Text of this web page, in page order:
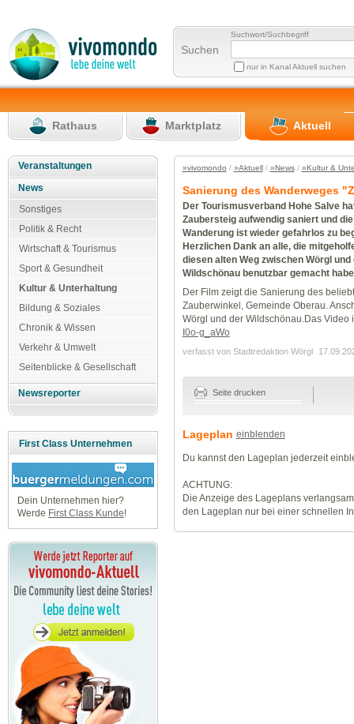
Suchen
Suchwort/Suchbegriff
nur in Kanal Aktuell suchen
Rathaus Marktplatz Aktuell
Veranstaltungen
News
Sonstiges
Politik & Recht
Wirtschaft & Tourismus
Sport & Gesundheit
Kultur & Unterhaltung
Bildung & Soziales
Chronik & Wissen
Verkehr & Umwelt
Seitenblicke & Gesellschaft
Newsreporter
First Class Unternehmen
Dein Unternehmen hier?
Werde First Class Kunde!
»vivomondo / »Aktuell/ »News/ »Kultur &
Sanierung des Wanderweges
Der Tourismusverband Hohe Salve
Zaubersteig aufwendig saniert und
Wanderung ist wieder gefahrlos zu
Herzlichen Dank an alle, die
diesen alten Weg zwischen Wörgl und
Wildschönau benutzbar gemacht
Der Film zeigt die Sanierung des
Zauberwinkel, Gemeinde Oberau.
Wörgl und der Wildschönau.Das Video
I0o-g_aWo
verfasst von Stadtredaktion Wörgl
Seite drucken
Lageplan einblenden
Du kannst den Lageplan jederzeit
ACHTUNG:
Die Anzeige des Lageplans
den Lageplan nur bei einer schnellen